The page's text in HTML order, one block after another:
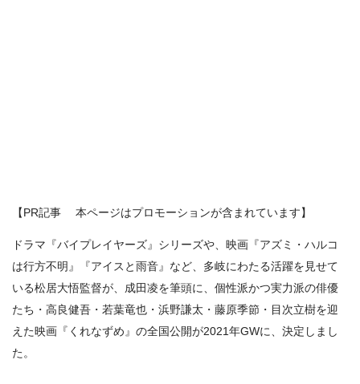
【PR記事 本ページはプロモーションが含まれています】
ドラマ『バイプレイヤーズ』シリーズや、映画『アズミ・ハルコ
は⾏⽅不明』『アイスと雨音』など、多岐にわたる活躍を⾒せて
いる松居⼤悟監督が、成⽥凌を筆頭に、個性派かつ実⼒派の俳優
たち・⾼良健吾・若葉⻯也・浜野謙太・藤原季節・⽬次⽴樹を迎
えた映画『くれなずめ』の全国公開が2021年GWに、決定しまし
た。